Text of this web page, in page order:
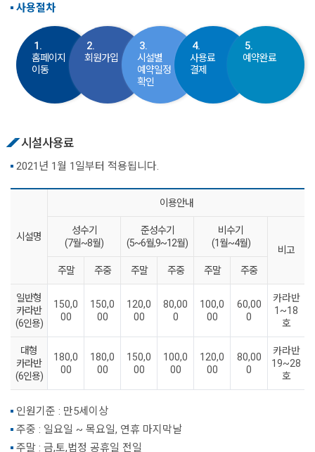
사용절차
1.
홈페이지
이동
2.
회원가입
3.
시설별
예약일정
확인
4.
사용료
결제
5.
예약완료
시설사용료
2021년 1월 1일부터 적용됩니다.
시설명
이용안내
성수기
(7월~8월)
준성수기
(5~6월,9~12월)
비수기
(1월~4월)
비고
주말
주중 주말 주중 주말 주중
일반형
카라반
(6인용)
150,0
00
150,0
00
120,0
00
80,00
0
100,0
00
60,00
0
카라반
1~18
호
대형
카라반
(6인용)
180,0
00
180,0
00
150,0
00
100,0
00
120,0
00
80,00
0
카라반
19~28
호
인원기준 : 만5세이상
주중 : 일요일 ~ 목요일, 연휴 마지막날
주말 : 금,토,법정 공휴일 전일